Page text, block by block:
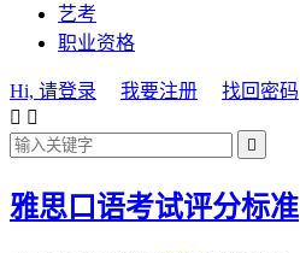
艺考
职业资格
Hi, 请登录 我要注册
找回密码
 

雅思口语考试评分标准